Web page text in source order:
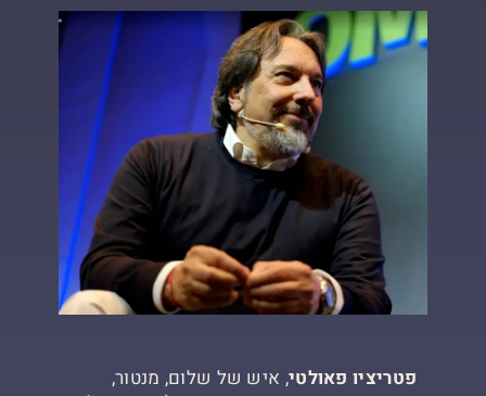
פטריציו פאולטי, איש של שלום, מנטור,